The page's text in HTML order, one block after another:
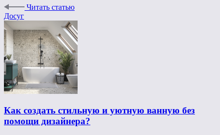
Читать статью
Досуг
Как создать стильную и уютную ванную без
помощи дизайнера?